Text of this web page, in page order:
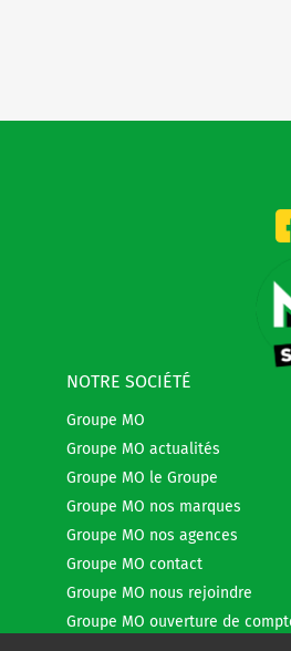
NOTRE SOCIÉTÉ
Groupe MO
Groupe MO actualités
Groupe MO le Groupe
Groupe MO nos marques
Groupe MO nos agences
Groupe MO contact
Groupe MO nous rejoindre
Groupe MO ouverture de